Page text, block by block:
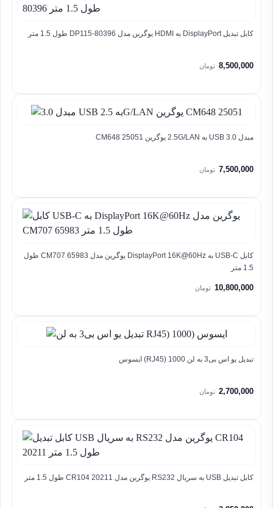
کابل تبدیل DisplayPort به HDMI یوگرین مدل DP115-80396 طول 1.5 متر
8,500,000 تومان
مبدل 3.0 USB به 2.5G/LAN یوگرین CM648 25051
7,500,000 تومان
کابل USB-C به DisplayPort 16K@60Hz یوگرین مدل CM707 65983 طول
1.5 متر
10,800,000 تومان
تبدیل یو اس بی3 به لن RJ45) 1000) ایسوس
2,700,000 تومان
کابل تبدیل USB به سریال RS232 یوگرین مدل CR104 20211 طول 1.5 متر